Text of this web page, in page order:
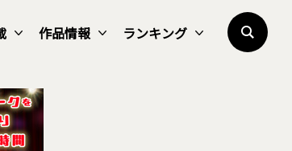
作品情報 ランキング